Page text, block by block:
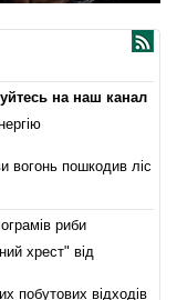
на наш канал
вогонь пошкодив ліс
риби
хрест" від
побутових відходів